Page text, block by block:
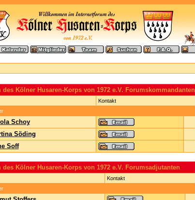
des Kölner Husaren-Korps von 1972 e.V. Forumskommandanten
Kontakt
Schoy
Söding
Soff
des Kölner Husaren-Korps von 1972 e.V. Forumsadjutanten
Kontakt